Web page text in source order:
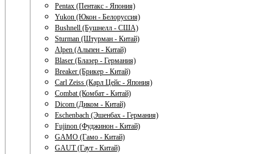
Pentax (Пентакс - Япония)
Yukon (Юкон - Белоруссия)
Bushnell (Бушнелл - США)
Sturman (Штурман - Китай)
Alpen (Альпен - Китай)
Blaser (Блазер - Германия)
Breaker (Брикер - Китай)
Carl Zeiss (Карл Цейс - Япония)
Combat (Комбат - Китай)
Dicom (Диком - Китай)
Eschenbach (Эшенбах - Германия)
Fujinon (Фуджинон - Китай)
GAMO (Гамо - Китай)
GAUT (Гаут - Китай)